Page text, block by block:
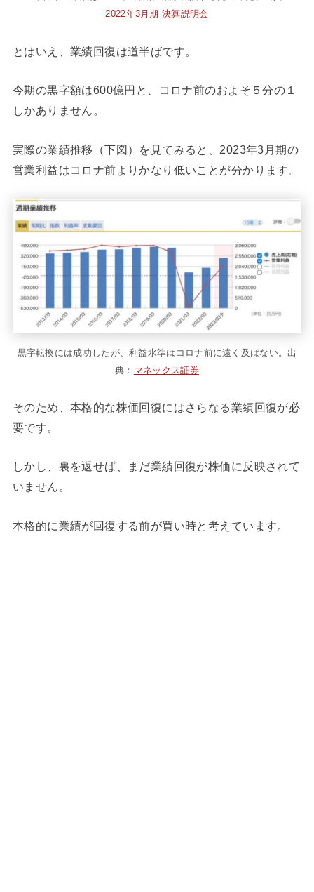
2022年3月期 決算説明会
とはいえ、業績回復は道半ばです。
今期の黒字額は600億円と、コロナ前のおよそ５分の１
しかありません。
実際の業績推移（下図）を見てみると、2023年3月期の
営業利益はコロナ前よりかなり低いことが分かります。
黒字転換には成功したが、利益水準はコロナ前に遠く及ばない。出
典： マネックス証券
そのため、本格的な株価回復にはさらなる業績回復が必
要です。
しかし、裏を返せば、まだ業績回復が株価に反映されて
いません。
本格的に業績が回復する前が買い時と考えています。